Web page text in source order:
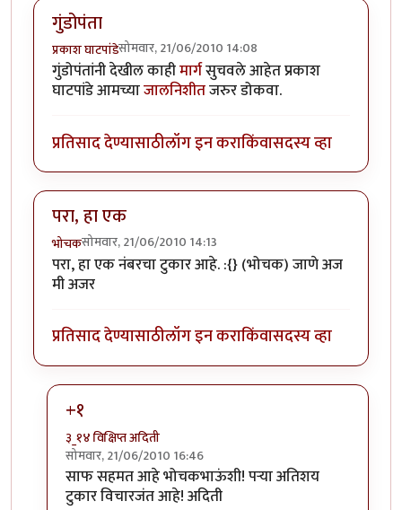
गुंडोपंता
प्रकाश घाटपांडेसोमवार, 21/06/2010 14:08
गुंडोपंतांनी देखील काहीमार्गसुचवले आहेत प्रकाश
घाटपांडे आमच्याजालनिशीतजरुर डोकवा.
प्रतिसाद देण्यासाठीलॉग इन कराकिंवासदस्य व्हा
परा, हा एक
भोचकसोमवार, 21/06/2010 14:13
परा, हा एक नंबरचा टुकार आहे. :{} (भोचक) जाणे अज
मी अजर
प्रतिसाद देण्यासाठीलॉग इन कराकिंवासदस्य व्हा
+१
३_१४ विक्षिप्त अदिती
सोमवार, 21/06/2010 16:46
In reply toपरा, हा एकbyभोचक
साफ सहमत आहे भोचकभाऊंशी! पर्‍या अतिशय
टुकार विचारजंत आहे! अदिती